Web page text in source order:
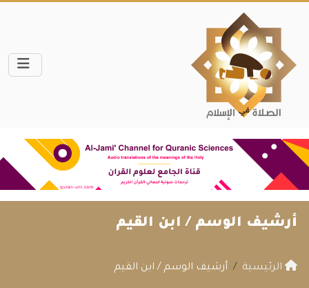
أرشيف الوسم / ابن القيم
الرئيسية أرشيف الوسم / ابن القيم